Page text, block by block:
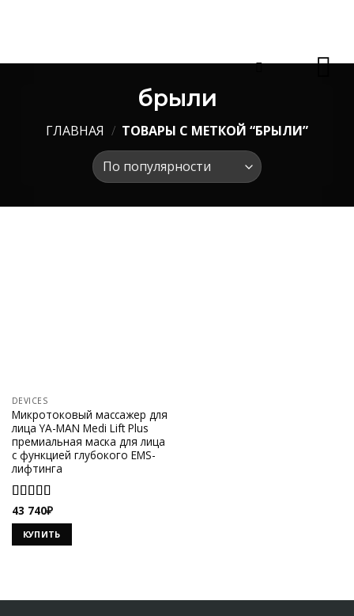
брыли
ГЛАВНАЯ / ТОВАРЫ С МЕТКОЙ “БРЫЛИ”
DEVICES
Микротоковый массажер для
лица YA-MAN Medi Lift Plus
премиальная маска для лица
с функцией глубокого EMS-
лифтинга
Оценка
4.93из 5
43 740₽
КУПИТЬ